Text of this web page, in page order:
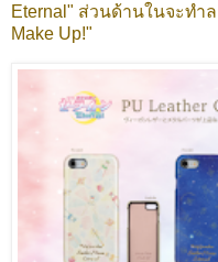
Eternal" ส่วนด้านในจะทำ
Make Up!"